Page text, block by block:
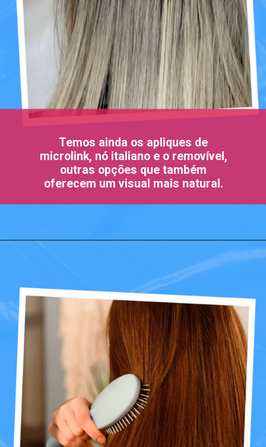
Temos ainda os apliques de
microlink, nó italiano e o removível,
outras opções que também
oferecem um visual mais natural.